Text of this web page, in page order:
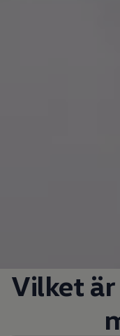
Vilket